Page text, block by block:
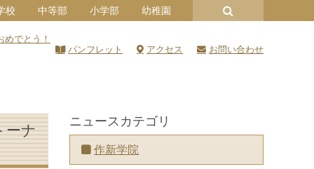
校 中等部 小学部 幼稚園
でとう！
パンフレット
アクセス お問い合わせ
ーナ
ニュースカテゴリ
作新学院